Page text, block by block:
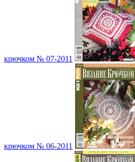
крючком № 07-2011
крючком № 06-2011